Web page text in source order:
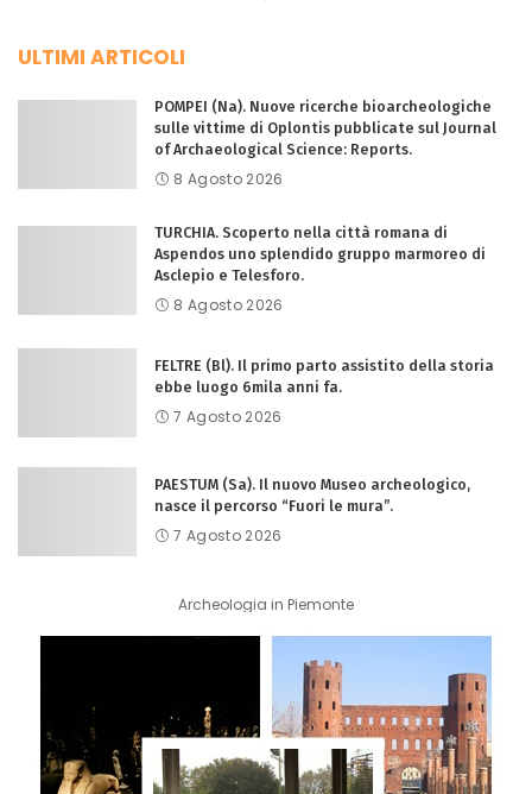
ULTIMI ARTICOLI
POMPEI (Na). Nuove ricerche bioarcheologiche
sulle vittime di Oplontis pubblicate sul Journal
of Archaeological Science: Reports.
8 Agosto 2026
TURCHIA. Scoperto nella città romana di
Aspendos uno splendido gruppo marmoreo di
Asclepio e Telesforo.
8 Agosto 2026
FELTRE (Bl). Il primo parto assistito della storia
ebbe luogo 6mila anni fa.
7 Agosto 2026
PAESTUM (Sa). Il nuovo Museo archeologico,
nasce il percorso “Fuori le mura”.
7 Agosto 2026
Archeologia in Piemonte